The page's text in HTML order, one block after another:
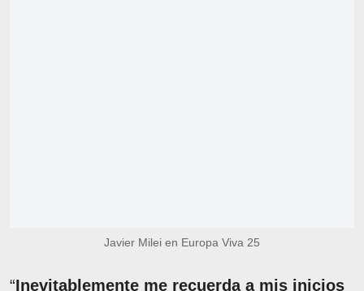
Javier Milei en Europa Viva 25
“Inevitablemente me recuerda a mis inicios